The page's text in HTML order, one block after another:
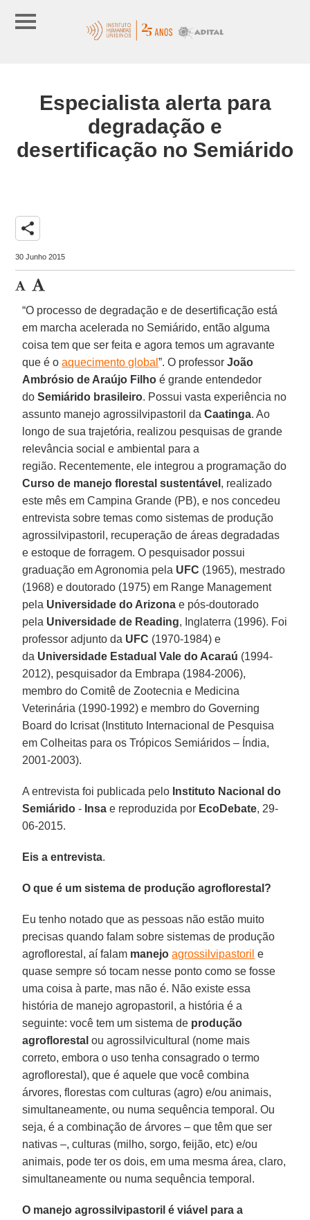
Especialista alerta para
degradação e
desertificação no Semiárido
share
30 Junho 2015
“O processo de degradação e de desertificação está
em marcha acelerada no Semiárido, então alguma
coisa tem que ser feita e agora temos um agravante
que é oaquecimento global”. O professorJoão
Ambrósio de Araújo Filho é grande entendedor
doSemiárido brasileiro. Possui vasta experiência no
assunto manejo agrossilvipastoril daCaatinga. Ao
longo de sua trajetória, realizou pesquisas de grande
relevância social e ambiental para a
região. Recentemente, ele integrou a programação do
Curso de manejo florestal sustentável , realizado
este mês em Campina Grande (PB), e nos concedeu
entrevista sobre temas como sistemas de produção
agrossilvipastoril, recuperação de áreas degradadas
e estoque de forragem. O pesquisador possui
graduação em Agronomia pela UFC (1965), mestrado
(1968) e doutorado (1975) em Range Management
pela Universidade do Arizona e pós-doutorado
pela Universidade de Reading, Inglaterra (1996). Foi
professor adjunto da UFC (1970-1984) e
da Universidade Estadual Vale do Acaraú (1994-
2012), pesquisador da Embrapa (1984-2006),
membro do Comitê de Zootecnia e Medicina
Veterinária (1990-1992) e membro do Governing
Board do Icrisat (Instituto Internacional de Pesquisa
em Colheitas para os Trópicos Semiáridos – Índia,
2001-2003).
A entrevista foi publicada pelo Instituto Nacional do
Semiárido - Insa e reproduzida por EcoDebate, 29-
06-2015.
Eis a entrevista.
O que é um sistema de produção agroflorestal?
Eu tenho notado que as pessoas não estão muito
precisas quando falam sobre sistemas de produção
agroflorestal, aí falam manejoagrossilvipastoril e
quase sempre só tocam nesse ponto como se fosse
uma coisa à parte, mas não é. Não existe essa
história de manejo agropastoril, a história é a
seguinte: você tem um sistema de produção
agroflorestal ou agrossilvicultural (nome mais
correto, embora o uso tenha consagrado o termo
agroflorestal), que é aquele que você combina
árvores, florestas com culturas (agro) e/ou animais,
simultaneamente, ou numa sequência temporal. Ou
seja, é a combinação de árvores – que têm que ser
nativas –, culturas (milho, sorgo, feijão, etc) e/ou
animais, pode ter os dois, em uma mesma área, claro,
simultaneamente ou numa sequência temporal.
O manejo agrossilvipastoril é viável para a